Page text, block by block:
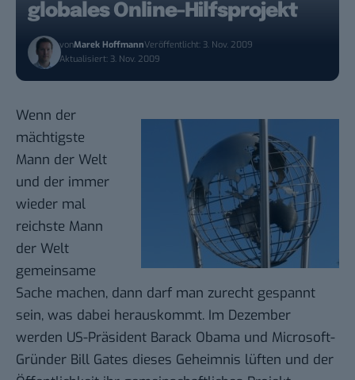
globales Online-Hilfsprojekt
vonMarek HoffmannVeröffentlicht: 3. Nov. 2009
Aktualisiert: 3. Nov. 2009
Wenn der
mächtigste
Mann der Welt
und der immer
wieder mal
reichste Mann
der Welt
gemeinsame
Sache machen, dann darf man zurecht gespannt
sein, was dabei herauskommt. Im Dezember
werden US-Präsident Barack Obama und Microsoft-
Gründer Bill Gates dieses Geheimnis lüften und der